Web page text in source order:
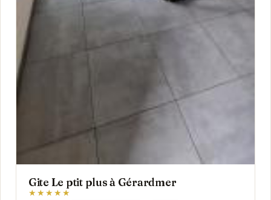
Gite Le ptit plus à Gérardmer
★★★★★